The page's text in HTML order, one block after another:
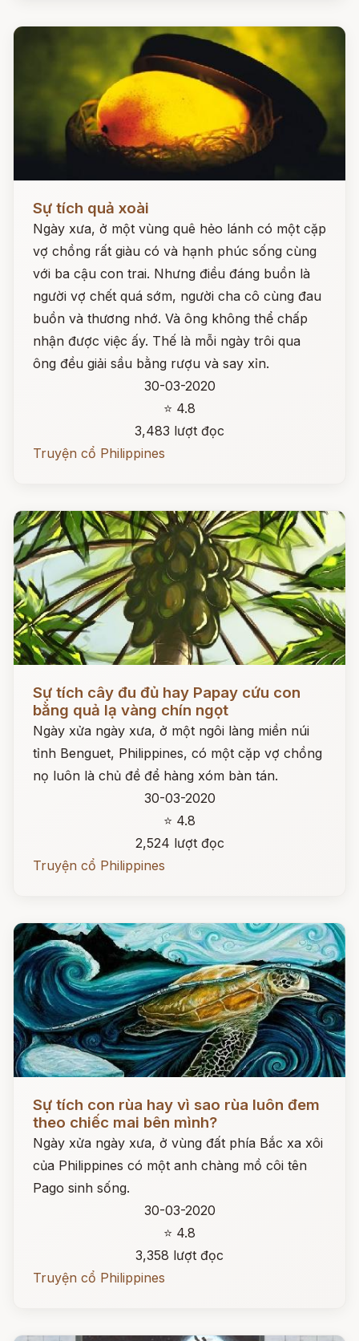
Sự tích quả xoài
Ngày xưa, ở một vùng quê hẻo lánh có một cặp
vợ chồng rất giàu có và hạnh phúc sống cùng
với ba cậu con trai. Nhưng điều đáng buồn là
người vợ chết quá sớm, người cha cô cùng đau
buồn và thương nhớ. Và ông không thể chấp
nhận được việc ấy. Thế là mỗi ngày trôi qua
ông đều giải sầu bằng rượu và say xỉn.
30-03-2020
⭐ 4.8
3,483 lượt đọc
Truyện cổ Philippines
Sự tích cây đu đủ hay Papay cứu con
bằng quả lạ vàng chín ngọt
Ngày xửa ngày xưa, ở một ngôi làng miền núi
tỉnh Benguet, Philippines, có một cặp vợ chồng
nọ luôn là chủ đề để hàng xóm bàn tán.
30-03-2020
⭐ 4.8
2,524 lượt đọc
Truyện cổ Philippines
Sự tích con rùa hay vì sao rùa luôn đem
theo chiếc mai bên mình?
Ngày xửa ngày xưa, ở vùng đất phía Bắc xa xôi
của Philippines có một anh chàng mồ côi tên
Pago sinh sống.
30-03-2020
⭐ 4.8
3,358 lượt đọc
Truyện cổ Philippines